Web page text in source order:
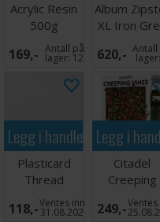
Acrylic Resin
500g
169,- Antall på
lager: 12
Album
XL Iron
24-pocket
620,- Antall
Legg i handlekurven
Plasticard
Thread
Double
Diamond
118,-Ventes inn
31.08.2026
Legg i
Citadel
Creeping
Vines
249,-Ventes